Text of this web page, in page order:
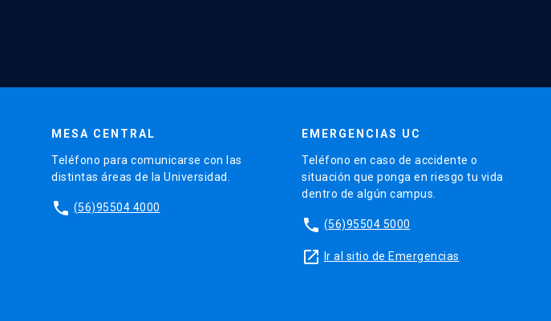
MESA CENTRAL
Teléfono para comunicarse con las
distintas áreas de la Universidad.
phone (56)95504 4000
EMERGENCIAS UC
Teléfono en caso de accidente o
situación que ponga en riesgo tu vida
dentro de algún campus.
phone (56)95504 5000
launch Ir al sitio de Emergencias